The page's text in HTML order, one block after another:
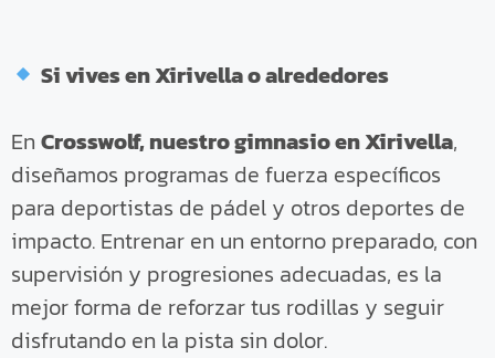
Si vives en Xirivella o alrededores
En Crosswolf, nuestro gimnasio en Xirivella,
diseñamos programas de fuerza específicos
para deportistas de pádel y otros deportes de
impacto. Entrenar en un entorno preparado, con
supervisión y progresiones adecuadas, es la
mejor forma de reforzar tus rodillas y seguir
disfrutando en la pista sin dolor.